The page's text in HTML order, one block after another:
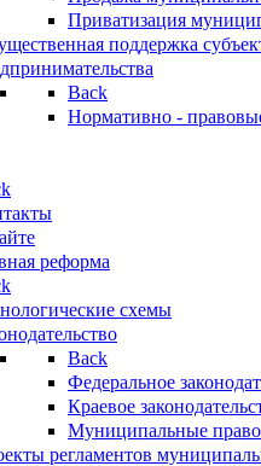
Приватизация
поддержка
Back
Нормативно -
реформа
схемы
Back
Федеральное
Краевое
Муниципальные
регламентов